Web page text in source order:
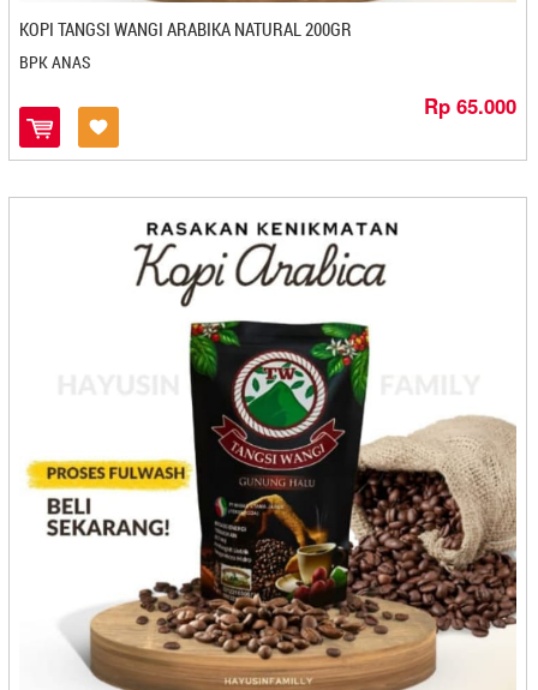
Basreng Asoyy - Magelang
Batih Lestari - Magelang
Batik Kecepit - Cilacap
BDS Snack - Balikpapan
Bebek HT - Surabaya
Berkah - Bontang
Berkah - Medan
Bersahaja - Cilegon
Bluder Metro - Madiun
Bolu Gulung Ridho - Banjarbaru
Bolu Kambu - Makasar
Bolu Kampung Ika La Iya - Medan
Bolu Salak Kenanga - Medan
Bolu Wijaya - Mojokerto
Bonles Frozenfood - Bontang
Bonting Dzakwani Food - Balikpapan
Borneo Bumun - Banjarbaru
BPK ANAS
BreadNaku - Purwakarta
Bridechili - Bogor
KOPI TANGSI WANGI ARABIKA NATURAL 200GR
BPK ANAS
Rp 65.000